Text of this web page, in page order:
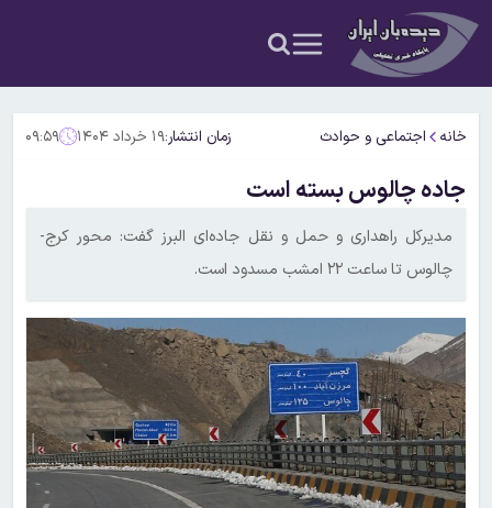
خانه اجتماعی و حوادث زمان انتشار:۱۹ خرداد ۱۴۰۴ ۰۹:۵۹
جاده چالوس بسته است
مدیرکل راهداری و حمل و نقل جاده‌ای البرز گفت: محور کرج-
چالوس تا ساعت ۲۲ امشب مسدود است.